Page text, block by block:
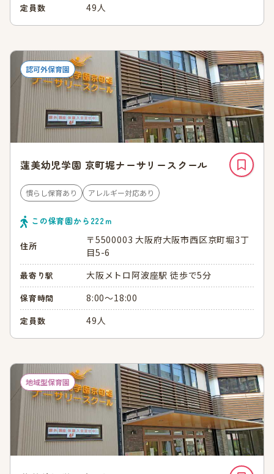
定員数 49人
認可外保育園
蓮美幼児学園 京町堀ナーサリースクール
慣らし保育あり アレルギー対応あり
この保育園から 222ｍ
住所
〒5500003 大阪府大阪市西区京町堀3丁
目5-6
最寄り駅 大阪メトロ阿波座駅 徒歩で5分
保育時間 8:00～18:00
定員数 49人
地域型保育園